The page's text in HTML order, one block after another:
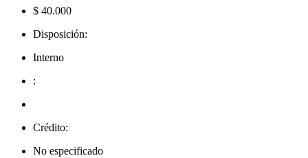
$ 40.000
Disposición:
Interno
:
Crédito:
No especificado